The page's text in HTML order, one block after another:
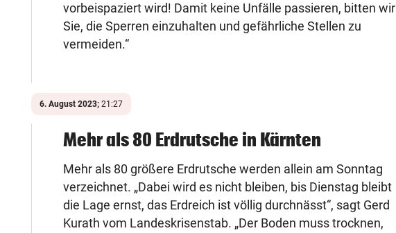
vorbeispaziert wird! Damit keine Unfälle passieren, bitten wir
Sie, die Sperren einzuhalten und gefährliche Stellen zu
vermeiden.“
6. August 2023; 21:27
Mehr als 80 Erdrutsche in Kärnten
Mehr als 80 größere Erdrutsche werden allein am Sonntag
verzeichnet. „Dabei wird es nicht bleiben, bis Dienstag bleibt
die Lage ernst, das Erdreich ist völlig durchnässt“, sagt Gerd
Kurath vom Landeskrisenstab. „Der Boden muss trocknen,